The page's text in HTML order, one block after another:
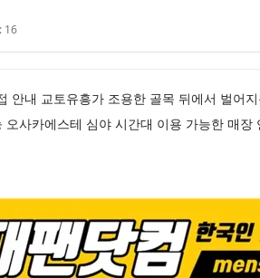
16
안내 교토유흥가 조용한 골목 뒤에서 벌어
사카에스테 심야 시간대 이용 가능한 매